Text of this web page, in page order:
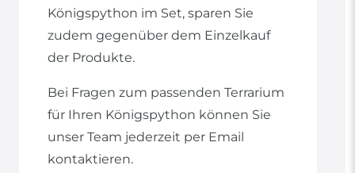
Königspython im Set, sparen Sie
zudem gegenüber dem Einzelkauf
der Produkte.
Bei Fragen zum passenden Terrarium
für Ihren Königspython können Sie
unser Team jederzeit per Email
kontaktieren.